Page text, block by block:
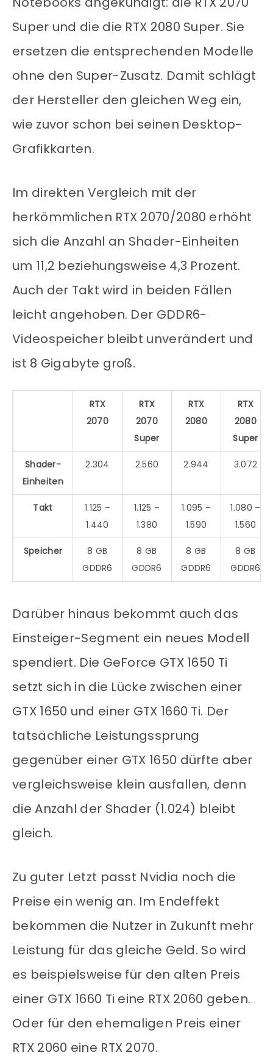
Super und die die RTX 2080 Super. Sie
ersetzen die entsprechenden Modelle
ohne den Super-Zusatz. Damit schlägt
der Hersteller den gleichen Weg ein,
wie zuvor schon bei seinen Desktop-
Grafikkarten.
Im direkten Vergleich mit der
herkömmlichen RTX 2070/2080 erhöht
sich die Anzahl an Shader-Einheiten
um 11,2 beziehungsweise 4,3 Prozent.
Auch der Takt wird in beiden Fällen
leicht angehoben. Der GDDR6-
Videospeicher bleibt unverändert und
ist 8 Gigabyte groß.
RTX
2070
RTX
2070
Super
RTX
2080
RTX
2080
Super
Shader-
Einheiten
2.304 2.560 2.944 3.072
Takt
1.125 –
1.440
1.125 –
1.380
1.095 –
1.590
1.080 –
1.560
Speicher
8 GB
GDDR6
8 GB
GDDR6
8 GB
GDDR6
8 GB
GDDR6
Darüber hinaus bekommt auch das
Einsteiger-Segment ein neues Modell
spendiert. Die GeForce GTX 1650 Ti
setzt sich in die Lücke zwischen einer
GTX 1650 und einer GTX 1660 Ti. Der
tatsächliche Leistungssprung
gegenüber einer GTX 1650 dürfte aber
vergleichsweise klein ausfallen, denn
die Anzahl der Shader (1.024) bleibt
gleich.
Zu guter Letzt passt Nvidia noch die
Preise ein wenig an. Im Endeffekt
bekommen die Nutzer in Zukunft mehr
Leistung für das gleiche Geld. So wird
es beispielsweise für den alten Preis
einer GTX 1660 Ti eine RTX 2060 geben.
Oder für den ehemaligen Preis einer
RTX 2060 eine RTX 2070.